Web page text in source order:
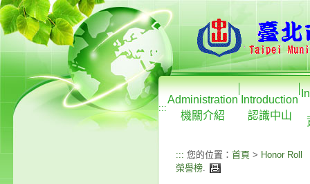
:::
Administration
機關介紹
Introduction
認識中山
::: 您的位置： 首頁 > Honor Roll
榮譽榜.